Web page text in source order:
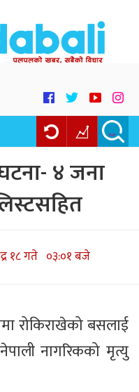
४ जना
१८ गते ०३:०१ बजे
रोकिराखेको बसलाई
नागरिकको मृत्यु